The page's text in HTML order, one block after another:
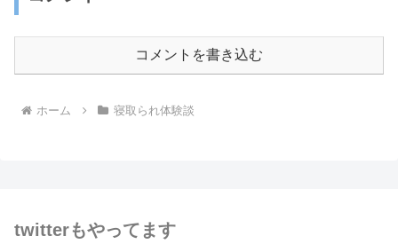
コメントを書き込む
ホーム 寝取られ体験談
twitterもやってます